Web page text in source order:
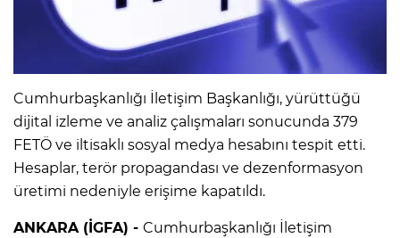
Cumhurbaşkanlığı İletişim Başkanlığı, yürüttüğü
dijital izleme ve analiz çalışmaları sonucunda 379
FETÖ ve iltisaklı sosyal medya hesabını tespit etti.
Hesaplar, terör propagandası ve dezenformasyon
üretimi nedeniyle erişime kapatıldı.
ANKARA (İGFA) - Cumhurbaşkanlığı İletişim